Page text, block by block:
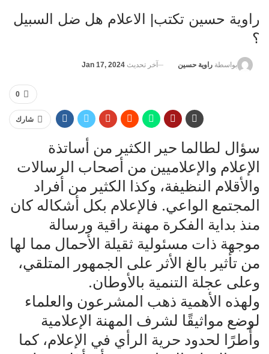
راوية حسين تكتب| الاعلام هل ضل السبيل
؟
بواسطة راوية حسين آخر تحديث Jan 17, 2024
0
شارك
سؤال لطالما حير الكثير من أساتذة
الإعلام والإعلاميين من أصحاب الرسالات
والأقلام النظيفة، وكذا الكثير من أفراد
المجتمع الواعي. فالإعلام بكل أشكاله كان
منذ بداية الفكرة مهنة راقية ورسالة
موجهة ذات مسئولية ثقيلة الأحمال مما لها
من تأثير بالغ الأثر على الجمهور المتلقي،
وعلى عجلة التنمية بالأوطان.
ولهذه الأهمية ذهب المشرعون والعلماء
لوضع مواثيقًا لشرف المهنة الإعلامية
وأٌطرًا لحدود حرية الرأي في الإعلام، كما